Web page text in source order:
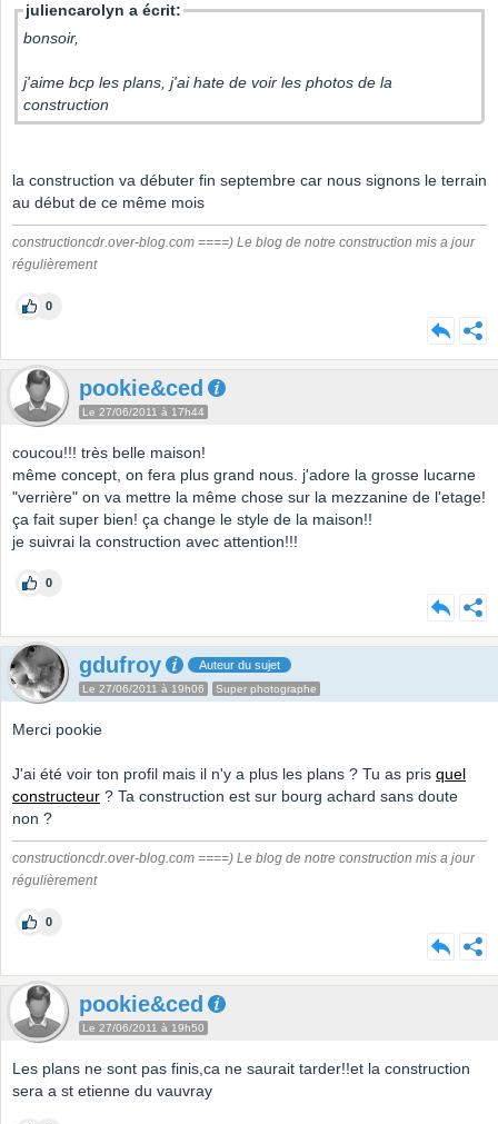
juliencarolyn a écrit:
bonsoir,
j'aime bcp les plans, j'ai hate de voir les photos de la
construction
la construction va débuter fin septembre car nous signons le terrain
au début de ce même mois
constructioncdr.over-blog.com ====) Le blog de notre construction mis a jour
régulièrement
0
pookie&ced
Le 27/06/2011 à 17h44
coucou!!! très belle maison!
même concept, on fera plus grand nous. j'adore la grosse lucarne
"verrière" on va mettre la même chose sur la mezzanine de l'etage!
ça fait super bien! ça change le style de la maison!!
je suivrai la construction avec attention!!!
0
gdufroy Auteur du sujet
Le 27/06/2011 à 19h06 Super photographe
Merci pookie
J'ai été voir ton profil mais il n'y a plus les plans ? Tu as pris quel
constructeur ? Ta construction est sur bourg achard sans doute
non ?
constructioncdr.over-blog.com ====) Le blog de notre construction mis a jour
régulièrement
0
pookie&ced
Le 27/06/2011 à 19h50
Les plans ne sont pas finis,ca ne saurait tarder!!et la construction
sera a st etienne du vauvray